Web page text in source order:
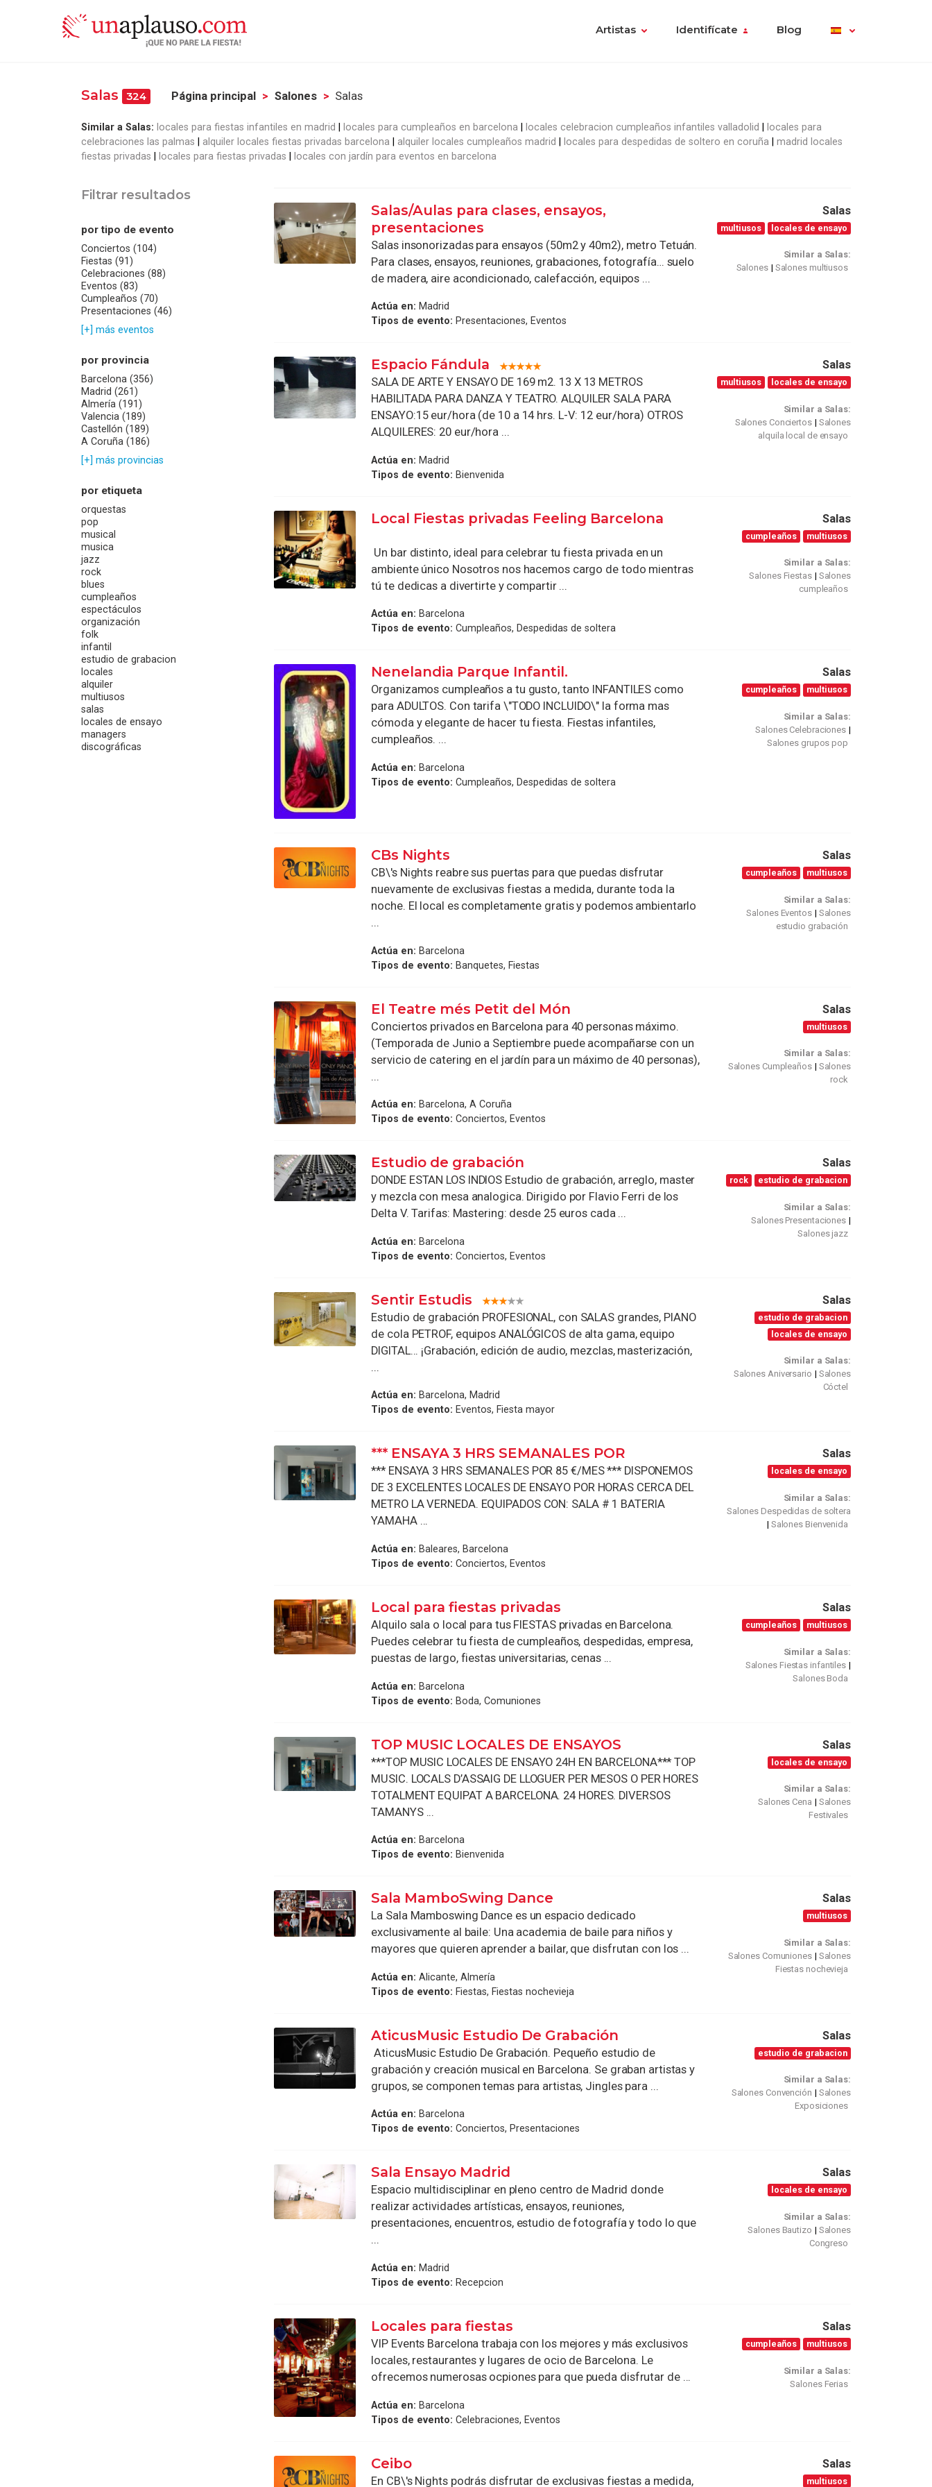
Artistas Identifícate Blog
Salas 324 Página principal Salones Salas
Similar a Salas: locales para fiestas infantiles en madrid locales para cumpleaños en barcelona locales celebracion cumpleaños infantiles valladolid
locales para
celebraciones las palmas
alquiler locales fiestas privadas barcelona alquiler locales cumpleaños madrid locales para despedidas de soltero en coruña
madrid locales
fiestas privadas
locales para fiestas privadas locales con jardín para eventos en barcelona
Filtrar resultados
por tipo de evento
Conciertos (104)
Fiestas (91)
Celebraciones (88)
Eventos (83)
Cumpleaños (70)
Presentaciones (46)
[+] más eventos
por provincia
Barcelona (356)
Madrid (261)
Almería (191)
Valencia (189)
Castellón (189)
A Coruña (186)
[+] más provincias
por etiqueta
orquestas
pop
musical
musica
jazz
rock
blues
cumpleaños
espectáculos
organización
folk
infantil
estudio de grabacion
locales
alquiler
multiusos
salas
locales de ensayo
managers
discográficas
Salas/Aulas para clases, ensayos,
presentaciones
Salas insonorizadas para ensayos (50m2 y 40m2), metro Tetuán.
Para clases, ensayos, reuniones, grabaciones, fotografía… suelo
de madera, aire acondicionado, calefacción, equipos ...
Actúa en: Madrid
Tipos de evento: Presentaciones, Eventos
Salas
multiusos locales de ensayo
Similar a Salas:
Salones
Salones multiusos
Espacio Fándula
SALA DE ARTE Y ENSAYO DE 169 m2. 13 X 13 METROS
HABILITADA PARA DANZA Y TEATRO. ALQUILER SALA PARA
ENSAYO:15 eur/hora (de 10 a 14 hrs. L-V: 12 eur/hora) OTROS
ALQUILERES: 20 eur/hora ...
Actúa en: Madrid
Tipos de evento: Bienvenida
Salas
multiusos locales de ensayo
Similar a Salas:
Salones Conciertos
Salones
alquila local de ensayo
Local Fiestas privadas Feeling Barcelona
Un bar distinto, ideal para celebrar tu fiesta privada en un
ambiente único Nosotros nos hacemos cargo de todo mientras
tú te dedicas a divertirte y compartir ...
Actúa en: Barcelona
Tipos de evento: Cumpleaños, Despedidas de soltera
Salas
cumpleaños multiusos
Similar a Salas:
Salones Fiestas
Salones
cumpleaños
Nenelandia Parque Infantil.
Organizamos cumpleaños a tu gusto, tanto INFANTILES como
para ADULTOS. Con tarifa \"TODO INCLUIDO\" la forma mas
cómoda y elegante de hacer tu fiesta. Fiestas infantiles,
cumpleaños. ...
Actúa en: Barcelona
Tipos de evento: Cumpleaños, Despedidas de soltera
Salas
cumpleaños multiusos
Similar a Salas:
Salones Celebraciones
Salones grupos pop
CBs Nights
CB\'s Nights reabre sus puertas para que puedas disfrutar
nuevamente de exclusivas fiestas a medida, durante toda la
noche. El local es completamente gratis y podemos ambientarlo
...
Actúa en: Barcelona
Tipos de evento: Banquetes, Fiestas
Salas
cumpleaños multiusos
Similar a Salas:
Salones Eventos
Salones
estudio grabación
El Teatre més Petit del Món
Conciertos privados en Barcelona para 40 personas máximo.
(Temporada de Junio a Septiembre puede acompañarse con un
servicio de catering en el jardín para un máximo de 40 personas),
...
Actúa en: Barcelona, A Coruña
Tipos de evento: Conciertos, Eventos
Salas
multiusos
Similar a Salas:
Salones Cumpleaños
Salones
rock
Estudio de grabación
DONDE ESTAN LOS INDIOS Estudio de grabación, arreglo, master
y mezcla con mesa analogica. Dirigido por Flavio Ferri de los
Delta V. Tarifas: Mastering: desde 25 euros cada ...
Actúa en: Barcelona
Tipos de evento: Conciertos, Eventos
Salas
rock estudio de grabacion
Similar a Salas:
Salones Presentaciones
Salones jazz
Sentir Estudis
Estudio de grabación PROFESIONAL, con SALAS grandes, PIANO
de cola PETROF, equipos ANALÓGICOS de alta gama, equipo
DIGITAL... ¡Grabación, edición de audio, mezclas, masterización,
...
Actúa en: Barcelona, Madrid
Tipos de evento: Eventos, Fiesta mayor
Salas
estudio de grabacion
locales de ensayo
Similar a Salas:
Salones Aniversario
Salones
Cóctel
*** ENSAYA 3 HRS SEMANALES POR
*** ENSAYA 3 HRS SEMANALES POR 85 €/MES *** DISPONEMOS
DE 3 EXCELENTES LOCALES DE ENSAYO POR HORAS CERCA DEL
METRO LA VERNEDA. EQUIPADOS CON: SALA # 1 BATERIA
YAMAHA ...
Actúa en: Baleares, Barcelona
Tipos de evento: Conciertos, Eventos
Salas
locales de ensayo
Similar a Salas:
Salones Despedidas de soltera
Salones Bienvenida
Local para fiestas privadas
Alquilo sala o local para tus FIESTAS privadas en Barcelona.
Puedes celebrar tu fiesta de cumpleaños, despedidas, empresa,
puestas de largo, fiestas universitarias, cenas ...
Actúa en: Barcelona
Tipos de evento: Boda, Comuniones
Salas
cumpleaños multiusos
Similar a Salas:
Salones Fiestas infantiles
Salones Boda
TOP MUSIC LOCALES DE ENSAYOS
***TOP MUSIC LOCALES DE ENSAYO 24H EN BARCELONA*** TOP
MUSIC. LOCALS D’ASSAIG DE LLOGUER PER MESOS O PER HORES
TOTALMENT EQUIPAT A BARCELONA. 24 HORES. DIVERSOS
TAMANYS ...
Actúa en: Barcelona
Tipos de evento: Bienvenida
Salas
locales de ensayo
Similar a Salas:
Salones Cena
Salones
Festivales
Sala MamboSwing Dance
La Sala Mamboswing Dance es un espacio dedicado
exclusivamente al baile: Una academia de baile para niños y
mayores que quieren aprender a bailar, que disfrutan con los ...
Actúa en: Alicante, Almería
Tipos de evento: Fiestas, Fiestas nochevieja
Salas
multiusos
Similar a Salas:
Salones Comuniones
Salones
Fiestas nochevieja
AticusMusic Estudio De Grabación
AticusMusic Estudio De Grabación. Pequeño estudio de
grabación y creación musical en Barcelona. Se graban artistas y
grupos, se componen temas para artistas, Jingles para ...
Actúa en: Barcelona
Tipos de evento: Conciertos, Presentaciones
Salas
estudio de grabacion
Similar a Salas:
Salones Convención
Salones
Exposiciones
Sala Ensayo Madrid
Espacio multidisciplinar en pleno centro de Madrid donde
realizar actividades artísticas, ensayos, reuniones,
presentaciones, encuentros, estudio de fotografía y todo lo que
...
Actúa en: Madrid
Tipos de evento: Recepcion
Salas
locales de ensayo
Similar a Salas:
Salones Bautizo
Salones
Congreso
Locales para fiestas
VIP Events Barcelona trabaja con los mejores y más exclusivos
locales, restaurantes y lugares de ocio de Barcelona. Le
ofrecemos numerosas ocpiones para que pueda disfrutar de ...
Actúa en: Barcelona
Tipos de evento: Celebraciones, Eventos
Salas
cumpleaños multiusos
Similar a Salas:
Salones Ferias
Ceibo
En CB\'s Nights podrás disfrutar de exclusivas fiestas a medida,
Salas
multiusos